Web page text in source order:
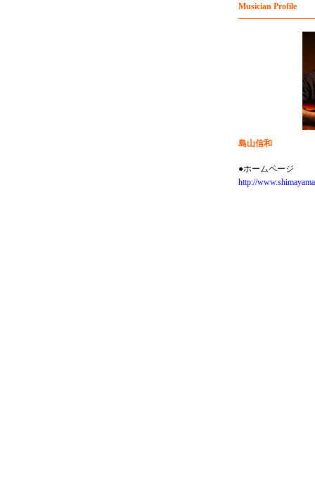
Musician Profile
島山信和
●ホームページ
http://